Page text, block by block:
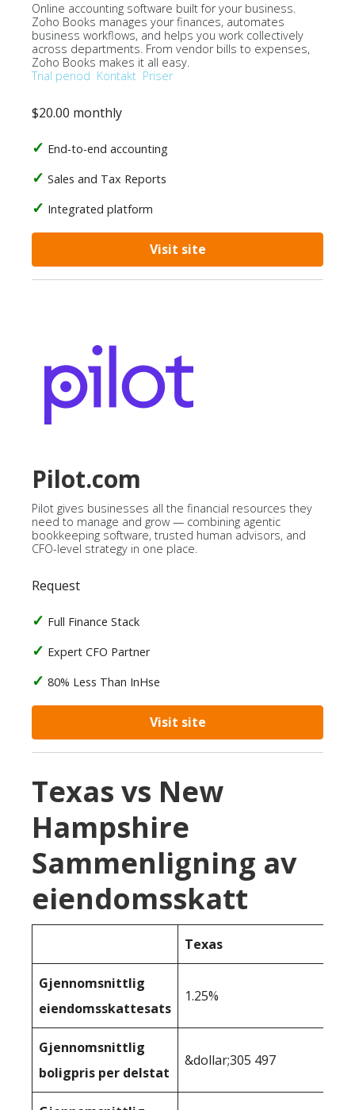
Online accounting software built for your business.
Zoho Books manages your finances, automates
business workflows, and helps you work collectively
across departments. From vendor bills to expenses,
Zoho Books makes it all easy.
Trial period Kontakt Priser
$20.00 monthly
End-to-end accounting
Sales and Tax Reports
Integrated platform
Visit site
Pilot.com
Pilot gives businesses all the financial resources they
need to manage and grow — combining agentic
bookkeeping software, trusted human advisors, and
CFO-level strategy in one place.
Request
Full Finance Stack
Expert CFO Partner
80% Less Than InHse
Visit site
Texas vs New
Hampshire
Sammenligning av
eiendomsskatt
Texas
Gjennomsnittlig
eiendomsskattesats
1.25%
Gjennomsnittlig
boligpris per delstat
&dollar;305 497